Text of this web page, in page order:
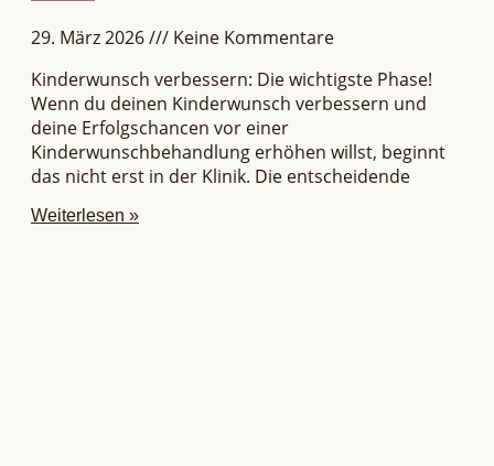
29. März 2026
Keine Kommentare
Kinderwunsch verbessern: Die wichtigste Phase!
Wenn du deinen Kinderwunsch verbessern und
deine Erfolgschancen vor einer
Kinderwunschbehandlung erhöhen willst, beginnt
das nicht erst in der Klinik. Die entscheidende
Weiterlesen »